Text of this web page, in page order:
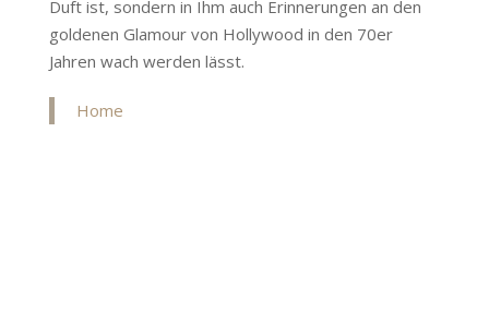
Duft ist, sondern in Ihm auch Erinnerungen an den
goldenen Glamour von Hollywood in den 70er
Jahren wach werden lässt.
Home